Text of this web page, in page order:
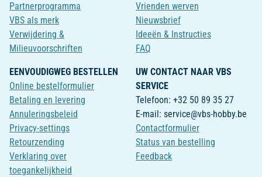
Partnerprogramma
VBS als merk
Verwijdering &
Milieuvoorschriften
Vrienden werven
Nieuwsbrief
Ideeën & Instructies
FAQ
EENVOUDIGWEG BESTELLEN
Online bestelformulier
Betaling en levering
Annuleringsbeleid
Privacy-settings
Retourzending
Verklaring over
toegankelijkheid
UW CONTACT NAAR VBS
SERVICE
Telefoon: +32 50 89 35 27
E-mail: service@vbs-hobby.be
Contactformulier
Status van bestelling
Feedback